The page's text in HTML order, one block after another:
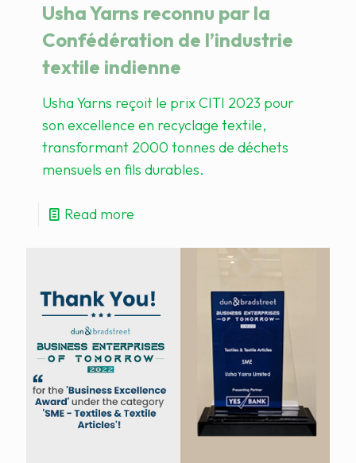
Usha Yarns reconnu par la
Confédération de l’industrie
textile indienne
Usha Yarns reçoit le prix CITI 2023 pour
son excellence en recyclage textile,
transformant 2000 tonnes de déchets
mensuels en fils durables.
Read more